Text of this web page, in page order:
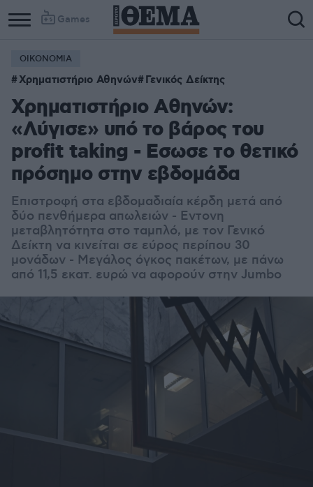
Games
ΟΙΚΟΝΟΜΙΑ
Χρηματιστήριο Αθηνών Γενικός Δείκτης
Χρηματιστήριο Αθηνών:
«Λύγισε» υπό το βάρος του
profit taking - Εσωσε το θετικό
πρόσημο στην εβδομάδα
Επιστροφή στα εβδομαδιαία κέρδη μετά από
δύο πενθήμερα απωλειών - Εντονη
μεταβλητότητα στο ταμπλό, με τον Γενικό
Δείκτη να κινείται σε εύρος περίπου 30
μονάδων - Μεγάλος όγκος πακέτων, με πάνω
από 11,5 εκατ. ευρώ να αφορούν στην Jumbo